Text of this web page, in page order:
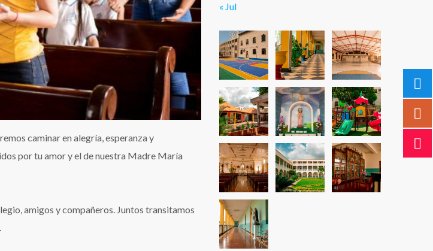
caminar en alegría, esperanza y
por tu amor y el de nuestra Madre María
amigos y compañeros. Juntos transitamos
« Jul